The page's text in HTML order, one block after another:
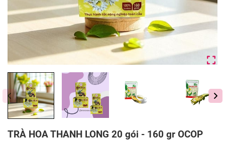
TRÀ HOA THANH LONG 20 gói - 160 gr OCOP